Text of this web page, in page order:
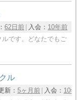
62日前 入会： 10年前
です。どなたでもご
ル
新： 5ヶ月前 入会： 10